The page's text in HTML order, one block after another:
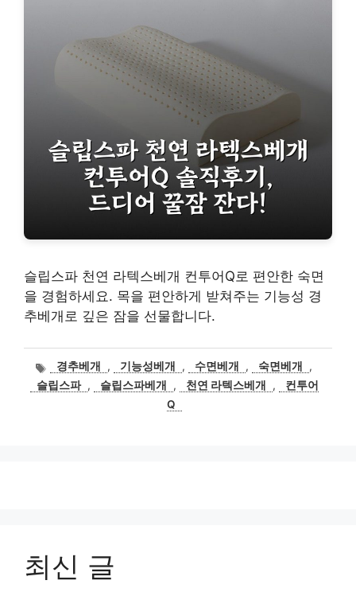
슬립스파 천연 라텍스베개 컨투어Q로 편안한 숙면
을 경험하세요. 목을 편안하게 받쳐주는 기능성 경
추베개로 깊은 잠을 선물합니다.
태
그
경추베개 , 기능성베개 , 수면베개 , 숙면베개
,
슬립스파 , 슬립스파베개 , 천연 라텍스베개 ,
컨투어
Q
최신 글